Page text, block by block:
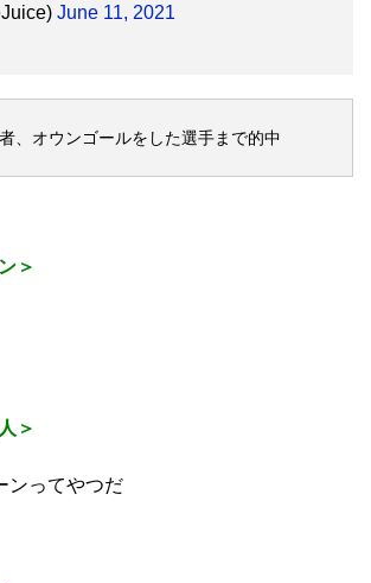
June 11, 2021
、オウンゴールをした選手まで的中
＞
＞
ンってやつだ